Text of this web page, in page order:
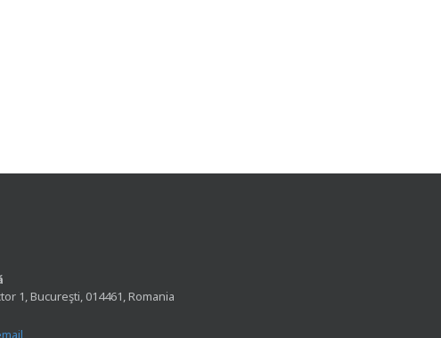
1, Bucureşti, 014461, Romania